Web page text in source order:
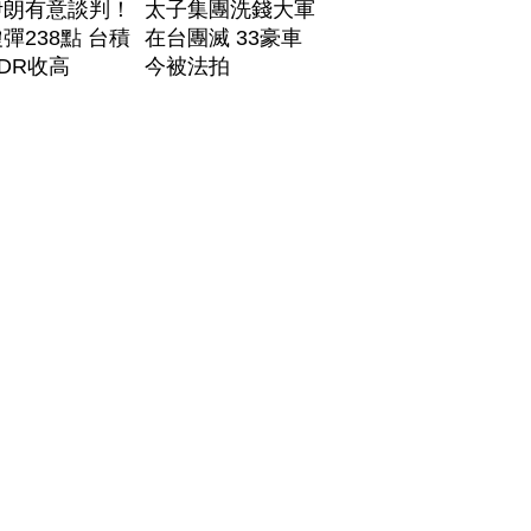
有意談判！
238點 台積
收高
太子集團洗錢大軍
在台團滅 33豪車
今被法拍